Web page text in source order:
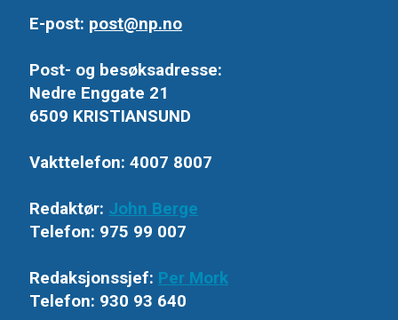
E-post: post@np.no
Post- og besøksadresse:
Nedre Enggate 21
6509 KRISTIANSUND
Vakttelefon: 4007 8007
Redaktør: John Berge
Telefon: 975 99 007
Redaksjonssjef: Per Mork
Telefon: 930 93 640